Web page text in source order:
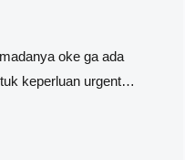
oke ga ada
keperluan urgent…